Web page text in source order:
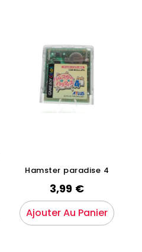
Hamster paradise 4
3,99 €
Ajouter Au Panier